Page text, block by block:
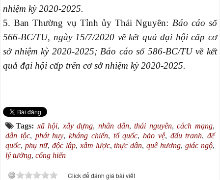
nhiệm kỳ 2020-2025.
5. Ban Thường vụ Tỉnh ủy Thái Nguyên: Báo cáo số
566-BC/TU, ngày 15/7/2020 về kết quả đại hội cấp cơ
sở nhiệm kỳ 2020-2025; Báo cáo số 586-BC/TU về kết
quả đại hội cấp trên cơ sở nhiệm kỳ 2020-2025.
Tags: xã hội, xây dựng,nhân dân,thái nguyên,cách mạng,
dân tộc, phát huy, kháng chiến, tổ quốc, bảo vệ, đấu tranh, đế
quốc, phụ nữ, độc lập, xâm lược,thực dân,quê hương,giác ngộ,
lý tưởng, cống hiến
Click để đánh giá bài viết